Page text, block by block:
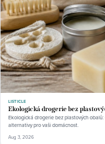
LISTICLE
Ekologická drogerie bez
Ekologická drogerie bez plastových
alternativy pro vaši domácnost.
Aug 3, 2026